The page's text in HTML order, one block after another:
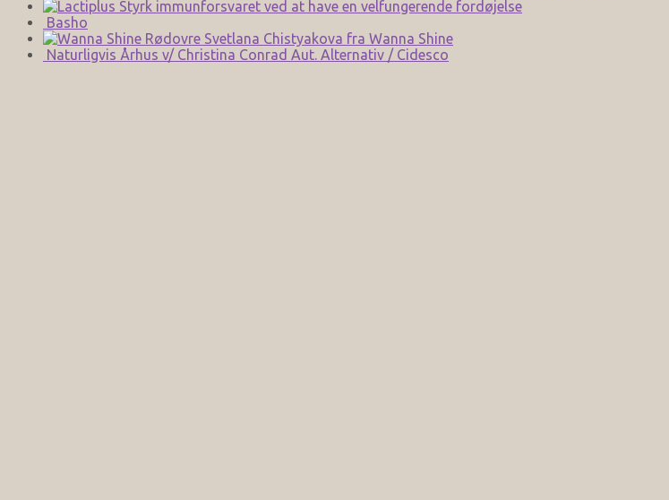
Styrk immunforsvaret ved at have en velfungerende fordøjelse
Basho
Svetlana Chistyakova fra Wanna Shine
Naturligvis Århus v/ Christina Conrad Aut. Alternativ / Cidesco